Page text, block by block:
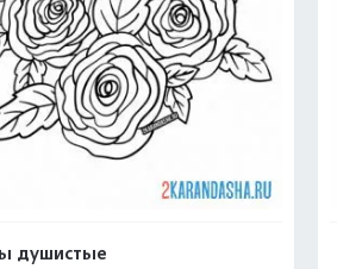
душистые